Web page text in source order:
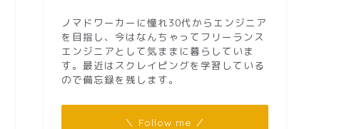
ノマドワーカーに憧れ30代からエンジニア
を目指し、今はなんちゃってフリーランス
エンジニアとして気ままに暮らしていま
す。最近はスクレイピングを学習している
ので備忘録を残します。
＼ Follow me ／